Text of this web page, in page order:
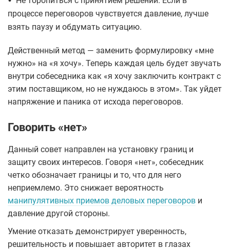
процессе переговоров чувствуется давление, лучше
взять паузу и обдумать ситуацию.
Действенный метод ― заменить формулировку «мне
нужно» на «я хочу». Теперь каждая цель будет звучать
внутри собеседника как «я хочу заключить контракт с
этим поставщиком, но не нуждаюсь в этом». Так уйдет
напряжение и паника от исхода переговоров.
Говорить «нет»
Данный совет направлен на установку границ и
защиту своих интересов. Говоря «нет», собеседник
четко обозначает границы и то, что для него
неприемлемо. Это снижает вероятность
манипулятивных приемов деловых переговоров и
давление другой стороны.
Умение отказать демонстрирует уверенность,
решительность и повышает авторитет в глазах